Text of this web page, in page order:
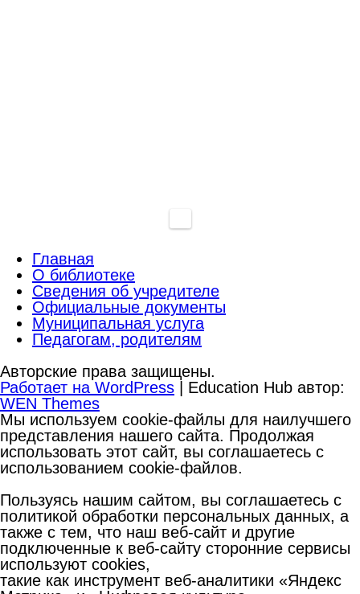
Главная
О библиотеке
Сведения об учредителе
Официальные документы
Муниципальная услуга
Педагогам, родителям
Авторские права защищены.
Работает на WordPress | Education Hub автор:
WEN Themes
Мы используем cookie-файлы для наилучшего
представления нашего сайта. Продолжая
использовать этот сайт, вы соглашаетесь с
использованием cookie-файлов.
Пользуясь нашим сайтом, вы соглашаетесь с
политикой обработки персональных данных, а
также с тем, что наш веб-сайт и другие
подключенные к веб-сайту сторонние сервисы
используют cookies,
такие как инструмент веб-аналитики «Яндекс